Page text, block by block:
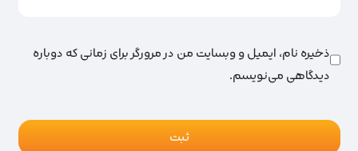
ذخیره نام، ایمیل و وبسایت من در مرورگر برای زمانی که دوباره
دیدگاهی می‌نویسم.